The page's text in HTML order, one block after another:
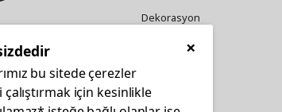
Kart
Dekorasyon
Züccaciye×
bu sitede çerezler
çalıştırmak için kesinlikle